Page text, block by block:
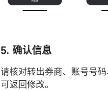
5. 确认信息
请核对转出券商、账号号
可返回修改。